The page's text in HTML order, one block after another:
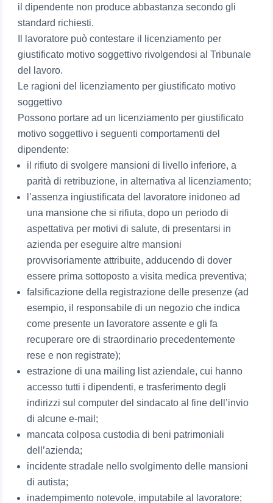
il dipendente non produce abbastanza secondo gli
standard richiesti.
Il lavoratore può contestare il licenziamento per
giustificato motivo soggettivo rivolgendosi al Tribunale
del lavoro.
Le ragioni del licenziamento per giustificato motivo
soggettivo
Possono portare ad un licenziamento per giustificato
motivo soggettivo i seguenti comportamenti del
dipendente:
il rifiuto di svolgere mansioni di livello inferiore, a
parità di retribuzione, in alternativa al licenziamento;
l’assenza ingiustificata del lavoratore inidoneo ad
una mansione che si rifiuta, dopo un periodo di
aspettativa per motivi di salute, di presentarsi in
azienda per eseguire altre mansioni
provvisoriamente attribuite, adducendo di dover
essere prima sottoposto a visita medica preventiva;
falsificazione della registrazione delle presenze (ad
esempio, il responsabile di un negozio che indica
come presente un lavoratore assente e gli fa
recuperare ore di straordinario precedentemente
rese e non registrate);
estrazione di una mailing list aziendale, cui hanno
accesso tutti i dipendenti, e trasferimento degli
indirizzi sul computer del sindacato al fine dell’invio
di alcune e-mail;
mancata colposa custodia di beni patrimoniali
dell’azienda;
incidente stradale nello svolgimento delle mansioni
di autista;
inadempimento notevole, imputabile al lavoratore;